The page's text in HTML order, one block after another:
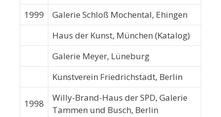
1999
Galerie Schloß Mochental, Ehingen
Haus der Kunst, München (Katalog)
Galerie Meyer, Lüneburg
Kunstverein Friedrichstadt, Berlin
1998
Willy-Brand-Haus der SPD, Galerie
Tammen und Busch, Berlin